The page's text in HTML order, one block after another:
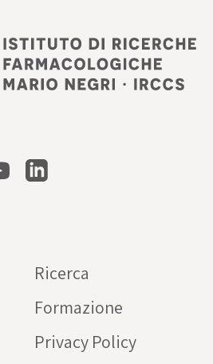
Ricerca
Formazione
Privacy Policy